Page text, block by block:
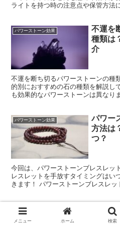
ライトを持つ時の注意点や保管方法
パワーストーン効果
不運を
種類は
介
不運を断ち切るパワーストーンの種
的別におすすめの石の種類を解説し
も効果的なパワーストーンは異なり
パワーストーン効果
パワー
方法は
つ？
今回は、パワーストーンブレスレッ
レスレットを手放すタイミングはい
きます！ パワーストーンブレスレッ
手放せばいいの？と迷った時にもぜ
メニュー ホーム 検索